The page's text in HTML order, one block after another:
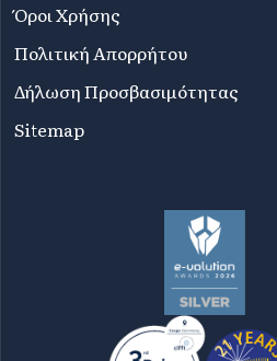
Όροι Χρήσης
Πολιτική Απορρήτου
Δήλωση Προσβασιμότητας
Sitemap